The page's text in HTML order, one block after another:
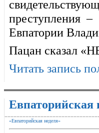
преступления –
Евпатории
Пацан сказал
Читать запись
Евпаторийская
«Евпаторийская неделя»